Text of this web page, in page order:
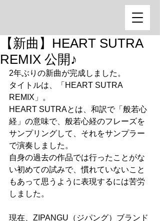
【新曲】HEART SUTRA
REMIX 公開♪
2年ぶりの新曲が完成しました。
タイトルは、「HEART SUTRA
REMIX」。
HEART SUTRAとは、和訳で「般若心
経」の意味で、般若心経のフレーズを
サンプリングして、それをサンプラー
で演奏しました。
自身の過去の作品では行ったことがな
い初めての試みで、慣れていないこと
もあって思うように表現するには苦労
しました。
現在、ZIPANGU（ジパング）ブランド